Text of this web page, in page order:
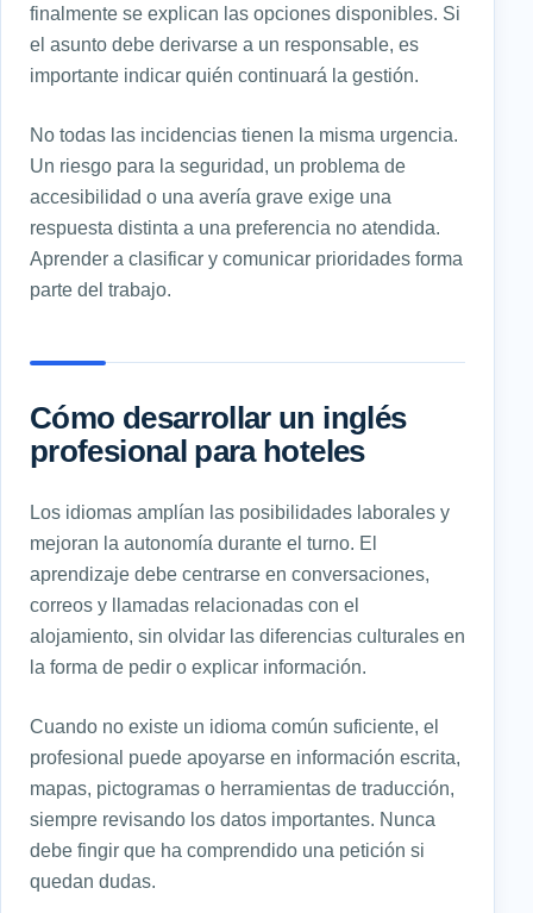
finalmente se explican las opciones disponibles. Si
el asunto debe derivarse a un responsable, es
importante indicar quién continuará la gestión.
No todas las incidencias tienen la misma urgencia.
Un riesgo para la seguridad, un problema de
accesibilidad o una avería grave exige una
respuesta distinta a una preferencia no atendida.
Aprender a clasificar y comunicar prioridades forma
parte del trabajo.
Cómo desarrollar un inglés
profesional para hoteles
Los idiomas amplían las posibilidades laborales y
mejoran la autonomía durante el turno. El
aprendizaje debe centrarse en conversaciones,
correos y llamadas relacionadas con el
alojamiento, sin olvidar las diferencias culturales en
la forma de pedir o explicar información.
Cuando no existe un idioma común suficiente, el
profesional puede apoyarse en información escrita,
mapas, pictogramas o herramientas de traducción,
siempre revisando los datos importantes. Nunca
debe fingir que ha comprendido una petición si
quedan dudas.